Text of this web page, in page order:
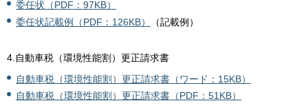
委任状（PDF：97KB）
委任状記載例（PDF：126KB）
（記載例）
4.自動車税（環境性能割）更正請求書
自動車税（環境性能割）更正請求書（ワード：15KB）
自動車税（環境性能割）更正請求書（PDF：51KB）